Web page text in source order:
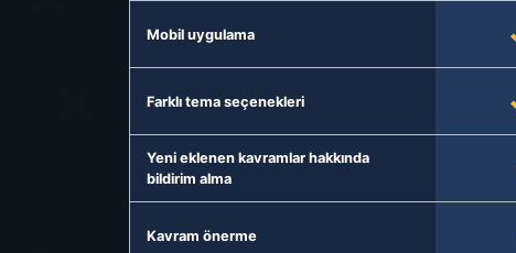
Mobil uygulama
Farklı tema seçenekleri
Yeni eklenen kavramlar hakkında
bildirim alma
Kavram önerme